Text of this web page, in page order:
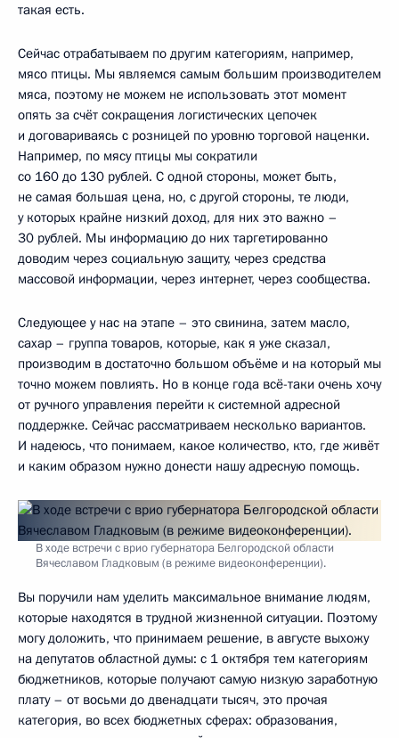
такая есть.
Сейчас отрабатываем по другим категориям, например,
мясо птицы. Мы являемся самым большим производителем
мяса, поэтому не можем не использовать этот момент
опять за счёт сокращения логистических цепочек
и договариваясь с розницей по уровню торговой наценки.
Например, по мясу птицы мы сократили
со 160 до 130 рублей. С одной стороны, может быть,
не самая большая цена, но, с другой стороны, те люди,
у которых крайне низкий доход, для них это важно –
30 рублей. Мы информацию до них таргетированно
доводим через социальную защиту, через средства
массовой информации, через интернет, через сообщества.
Следующее у нас на этапе – это свинина, затем масло,
сахар – группа товаров, которые, как я уже сказал,
производим в достаточно большом объёме и на который мы
точно можем повлиять. Но в конце года всё-таки очень хочу
от ручного управления перейти к системной адресной
поддержке. Сейчас рассматриваем несколько вариантов.
И надеюсь, что понимаем, какое количество, кто, где живёт
и каким образом нужно донести нашу адресную помощь.
В ходе встречи с врио губернатора Белгородской области
Вячеславом Гладковым (в режиме видеоконференции).
Вы поручили нам уделить максимальное внимание людям,
которые находятся в трудной жизненной ситуации. Поэтому
могу доложить, что принимаем решение, в августе выхожу
на депутатов областной думы: с 1 октября тем категориям
бюджетников, которые получают самую низкую заработную
плату – от восьми до двенадцати тысяч, это прочая
категория, во всех бюджетных сферах: образования,